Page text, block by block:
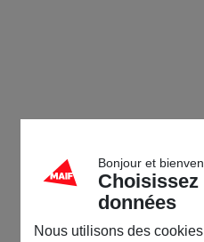
Bonjour et
données
Nous utilisons des